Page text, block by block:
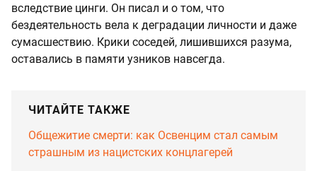
вследствие цинги. Он писал и о том, что
бездеятельность вела к деградации личности и даже
сумасшествию. Крики соседей, лишившихся разума,
оставались в памяти узников навсегда.
ЧИТАЙТЕ ТАКЖЕ
Общежитие смерти: как Освенцим стал самым
страшным из нацистских концлагерей